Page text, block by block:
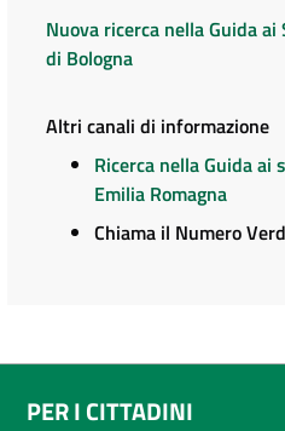
Nuova ricerca nella Guida
di Bologna
Altri canali di informazione
Ricerca nella Guida ai
Emilia Romagna
Chiama il Numero
PER I CITTADINI